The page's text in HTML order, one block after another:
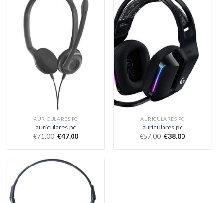
AURICULARES PC
auriculares pc
€71.00 €47.00
AURICULARES PC
auriculares pc
€57.00 €38.00